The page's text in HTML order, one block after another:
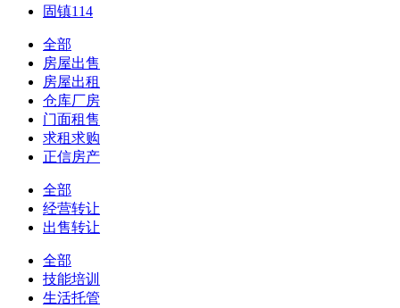
固镇114
全部
房屋出售
房屋出租
仓库厂房
门面租售
求租求购
正信房产
全部
经营转让
出售转让
全部
技能培训
生活托管